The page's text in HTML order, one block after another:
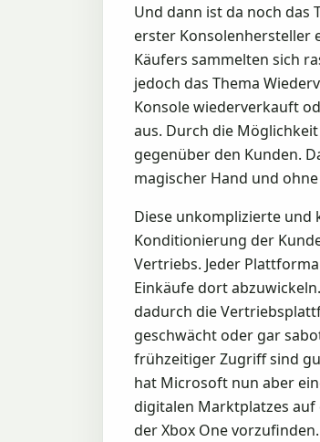
Und dann ist da noch das
erster Konsolenhersteller
Käufers sammelten sich
jedoch das Thema
Konsole wiederverkauft
aus. Durch die
gegenüber den Kunden.
magischer Hand und
Diese unkomplizierte
Konditionierung der
Vertriebs. Jeder
Einkäufe dort
dadurch die
geschwächt oder gar
frühzeitiger Zugriff sind
hat Microsoft nun aber
digitalen Marktplatzes auf
der Xbox One